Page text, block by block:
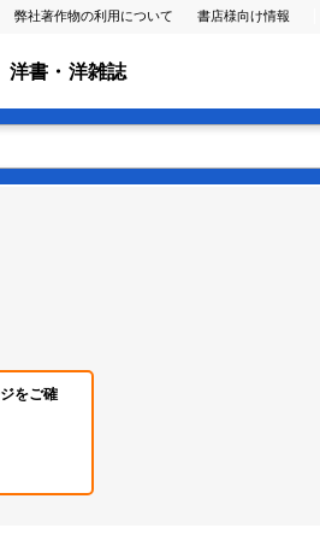
弊社著作物の利用について 書店様向け情報
洋書・洋雑誌
をご確